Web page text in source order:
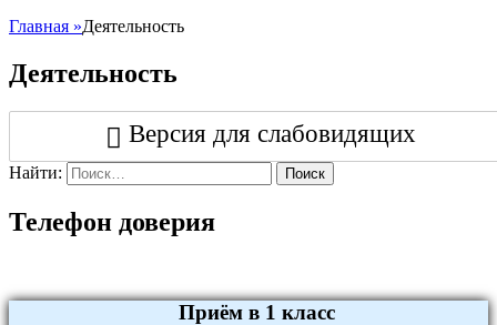
Главная »Деятельность
Деятельность
Версия для слабовидящих
Найти: Поиск
Телефон доверия
Приём в 1 класс